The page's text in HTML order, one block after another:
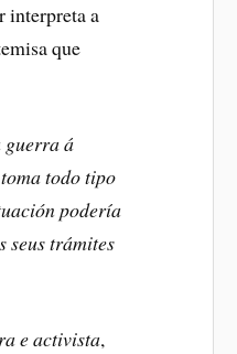
interpreta a
que
guerra á
todo tipo
podería
seus trámites
e activista,